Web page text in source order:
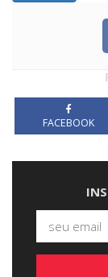
FACEBOOK